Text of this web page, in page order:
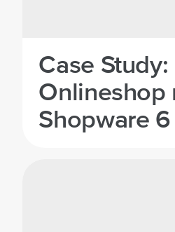
Case
Onlineshop
Shopware 6